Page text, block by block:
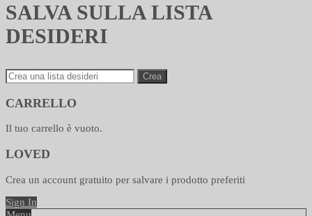
SALVA SULLA LISTA
DESIDERI
Crea
CARRELLO
Il tuo carrello è vuoto.
LOVED
Crea un account gratuito per salvare i prodotto preferiti
Sign In